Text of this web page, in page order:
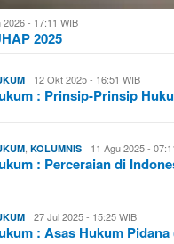
2026 - 17:11 WIB
2025
12 Okt 2025 - 16:51 WIB
: Prinsip-Prinsip
, KOLUMNIS 11 Agu 2025 -
: Perceraian di
27 Jul 2025 - 15:25 WIB
: Asas Hukum Pidana